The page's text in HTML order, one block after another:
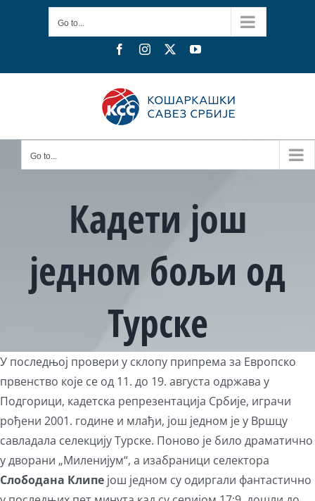
Go to...
FacebookInstagram YouTube
Go to...
Кадети још
једном бољи од
Турске
View
Larger
Image
У последњој провери у склопу припрема за Европско
првенство које се од 11. до 19. августа одржава у
Подгорици, кадетска репрезентација Србије, играчи
рођени 2001. године и млађи, још једном је у Вршцу
савладала селекцију Турске. Поново је било драматично
у дворани „Миленијум“, а изабраници селектора
Слободана Клипе још једном су одиргали фантастично